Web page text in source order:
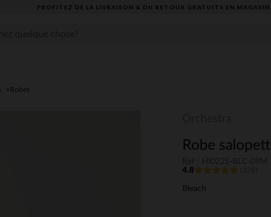
PROFITEZ DE LA LIVRAISON & DU RETOUR GRATUITS EN MAGASIN​
Robes
Robe
4.8
Bleach